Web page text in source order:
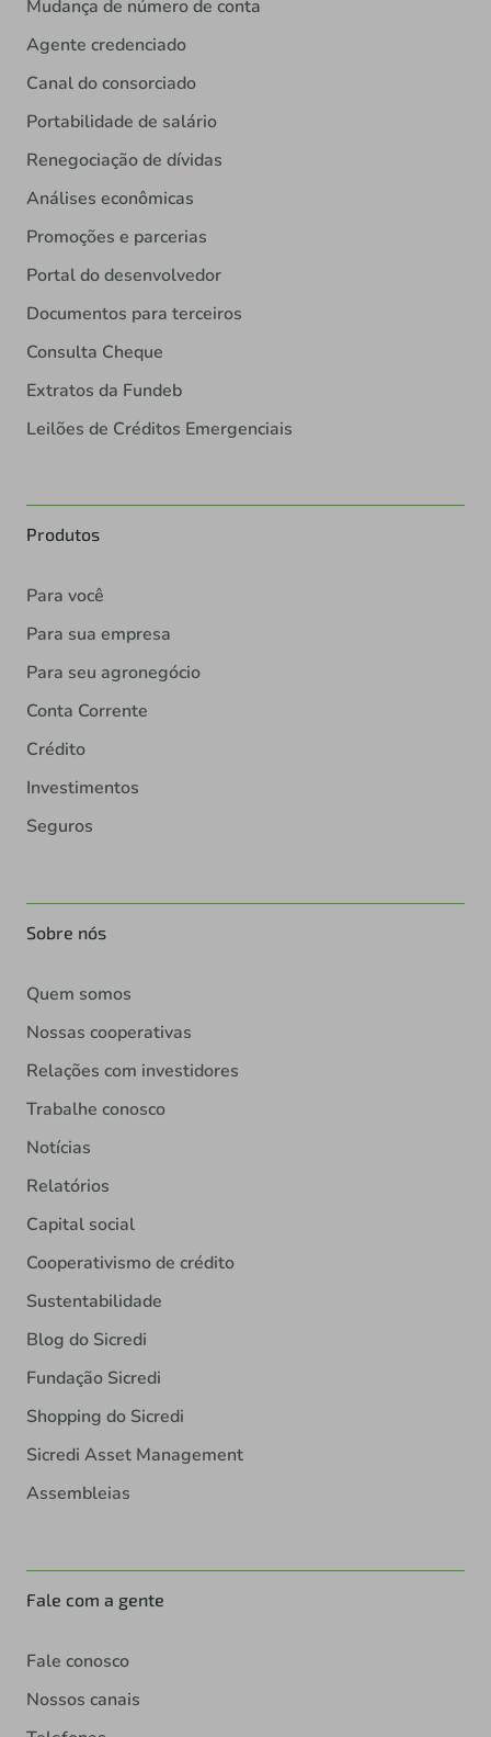
Mudança de número de conta
Agente credenciado
Canal do consorciado
Portabilidade de salário
Renegociação de dívidas
Análises econômicas
Promoções e parcerias
Portal do desenvolvedor
Documentos para terceiros
Consulta Cheque
Extratos da Fundeb
Leilões de Créditos Emergenciais
Produtos
Para você
Para sua empresa
Para seu agronegócio
Conta Corrente
Crédito
Investimentos
Seguros
Sobre nós
Quem somos
Nossas cooperativas
Relações com investidores
Trabalhe conosco
Notícias
Relatórios
Capital social
Cooperativismo de crédito
Sustentabilidade
Blog do Sicredi
Fundação Sicredi
Shopping do Sicredi
Sicredi Asset Management
Assembleias
Fale com a gente
Fale conosco
Nossos canais